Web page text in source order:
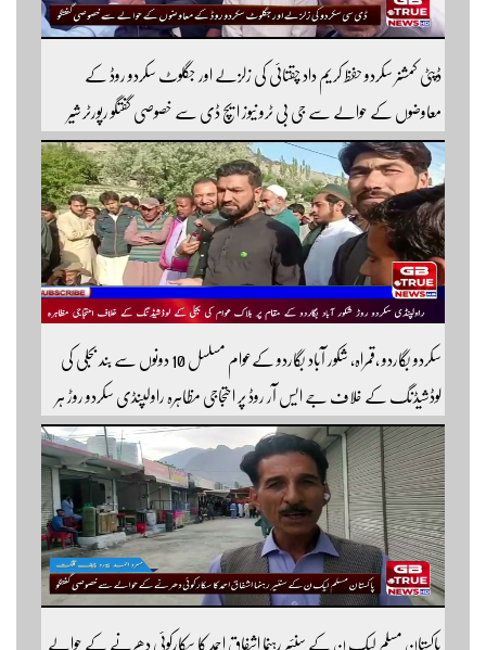
ڈپٹی کمشنر سکردو حفظ کریم داد چقتائی کی زلزلے اور جگلوٹ سکردو روڈ کے
معاوضوں کے حوالے سے جی بی ٹرو نیوز ایچ ڈی سے خصوصی گفتگو رپورٹر شیر
افضل روندو
سکردو بگاردو ،قمراہ، شکور آباد بگاردو کےعوام مسلسل 10 دونوں سے بند بجلی کی
لوڈشیڈنگ کے خلاف جے ایس آر روڈ پر احتجاجی مظاہرہ راولپنڈی سکردو روڑ ہر
قسم کی ٹریفک کے لئے بند۔۔ مزید اپڈیٹس کے لیے ہمارے یوٹیوب چینل کو
سبسکرائب کریں